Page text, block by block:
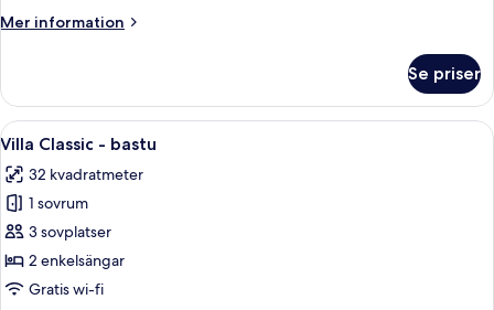
Mer information
Mer
Standard
luftkonditionering
Se priser
Öppna
alla
foton
för
Villa
Classic
-
En modern inredning med trägolv,
4
Villa Classic - bastu
32 kvadratmeter
1 sovrum
3 sovplatser
2 enkelsängar
Gratis wi-fi